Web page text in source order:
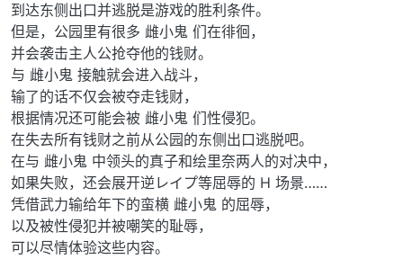
到达东侧出口并逃脱是游戏的胜利条件。
但是，公园里有很多 雌小鬼 们在徘徊，
并会袭击主人公抢夺他的钱财。
与 雌小鬼 接触就会进入战斗，
输了的话不仅会被夺走钱财，
根据情况还可能会被 雌小鬼 们性侵犯。
在失去所有钱财之前从公园的东侧出口逃脱吧。
在与 雌小鬼 中领头的真子和绘里奈两人的对决中，
如果失败，还会展开逆レイプ等屈辱的 H 场景……
凭借武力输给年下的蛮横 雌小鬼 的屈辱，
以及被性侵犯并被嘲笑的耻辱，
可以尽情体验这些内容。